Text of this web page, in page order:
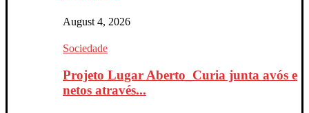
August 4, 2026
Sociedade
Projeto Lugar Aberto_Curia junta avós e
netos através...